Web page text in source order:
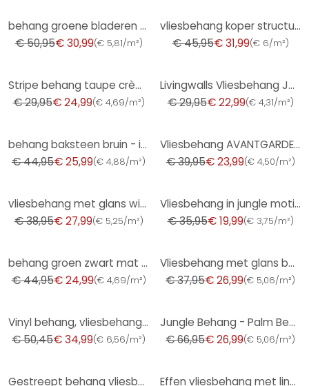
behang groene bladeren - bloemetjes woonkamer vliesbehang keuken
€ 50,95€ 30,99(€ 5,81/m²)
vliesbehang koper structuur voor woonkamer slaapkamer behang marburg
€ 45,95€ 31,99(€ 6/m²)
Stripe behang taupe crème wit - Vliesbehang met textuur elegant & modern
€ 29,95€ 24,99(€ 4,69/m²)
Livingwalls Vliesbehang Jette Joop 5 - Glitter Behang
€ 29,95€ 22,99(€ 4,31/m²)
behang baksteen bruin - industrieel behang stenen muur - Vliesbehang steen optiek
€ 44,95€ 25,99(€ 4,88/m²)
Vliesbehang AVANTGARDE Elle Decoration 4, petrol
€ 39,95€ 23,99(€ 4,50/m²)
vliesbehang met glans wit betonlook
€ 38,95€ 27,99(€ 5,25/m²)
Vliesbehang in jungle motief in blauw, grijs
€ 35,95€ 19,99(€ 3,75/m²)
behang groen zwart mat gestreept - scandinavisch modern vliesbehang paneel look
€ 44,95€ 24,99(€ 4,69/m²)
Vliesbehang met glans beige effen
€ 37,95€ 26,99(€ 5,06/m²)
Vinyl behang, vliesbehang vintage deluxe goud
€ 50,45€ 34,99(€ 6,56/m²)
Jungle Behang - Palm Behang van A.S. Création Donkergrijs Beige 386383
€ 66,95€ 26,99(€ 5,06/m²)
Gestreept behang vliesbehang Shades Iconic wit groen
Effen vliesbehang met linnenstructuur vanillegeel - eenkleurig vliesbehang voor woonkamer en keuken